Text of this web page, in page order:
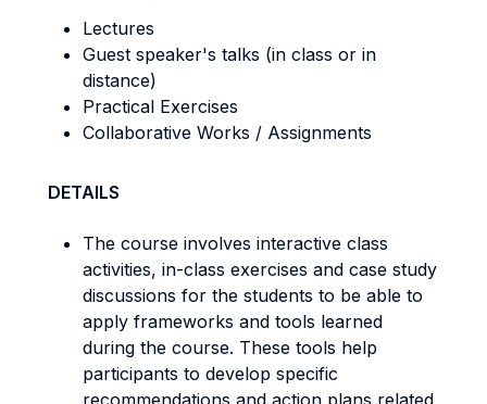
Lectures
Guest speaker's talks (in class or in
distance)
Practical Exercises
Collaborative Works / Assignments
DETAILS
The course involves interactive class
activities, in-class exercises and case study
discussions for the students to be able to
apply frameworks and tools learned
during the course. These tools help
participants to develop specific
recommendations and action plans related